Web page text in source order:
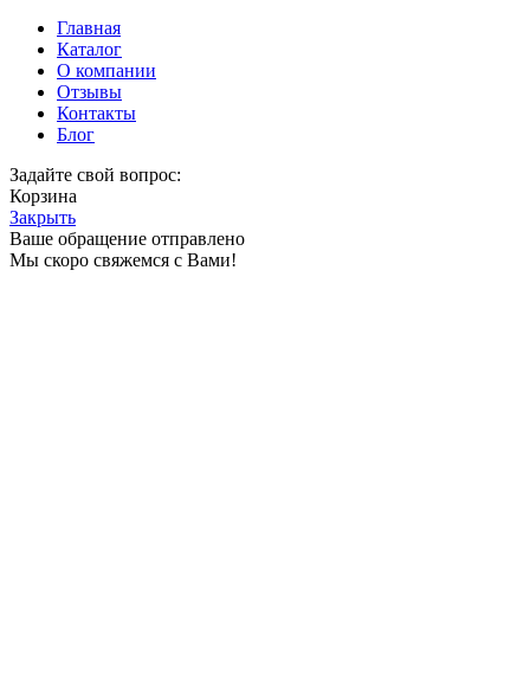
Главная
Каталог
О компании
Отзывы
Контакты
Блог
Задайте свой вопрос:
Корзина
Закрыть
Ваше обращение отправлено
Мы скоро свяжемся с Вами!